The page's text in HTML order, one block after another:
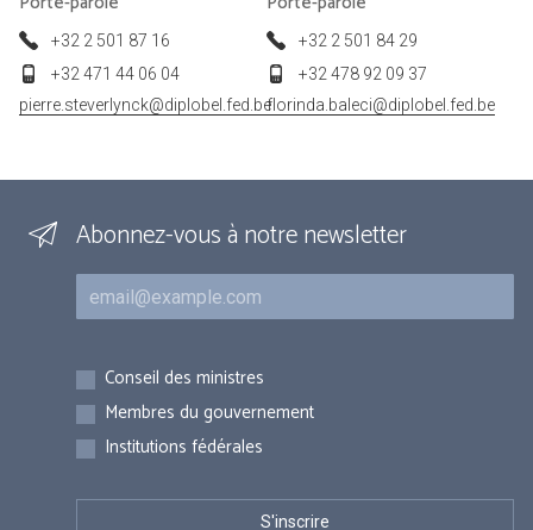
+32 2 501 87 16
+32 471 44 06 04
pierre.steverlynck@diplobel.fed.be
+32 2 501 84 29
+32 478 92 09 37
florinda.baleci@diplobel.fed.be
Abonnez-vous à notre newsletter
Courriel
Inscriptions
Conseil des ministres
Membres du gouvernement
Institutions fédérales